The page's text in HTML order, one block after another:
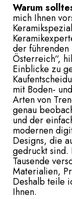
Warum
mich Ihnen
der
Österreich“,
Einblicke zu
mit Boden-
Arten von
genau
und der
modernen
Designs, die
gedruckt
Tausende
Materialien,
Deshalb teile
Ihnen.